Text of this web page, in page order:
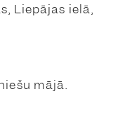
Liepājas ielā,
mājā.